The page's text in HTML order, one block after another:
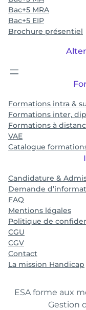
ESA forme aux
Gestion
Bac+5 MRA
Bac+5 EIP
Brochure présentiel
Formations intra &
Formations inter,
Formations à
VAE
Catalogue
Candidature &
Demande
FAQ
Mentions légales
Politique de
CGU
CGV
Contact
La mission Handicap